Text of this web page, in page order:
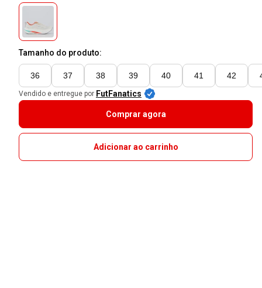
Tamanho do produto:
36 37 38 39 40 41 42
Vendido e entregue por FutFanatics
Comprar agora
Adicionar ao carrinho